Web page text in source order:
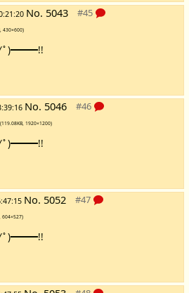
No. 5043
430×600)
ﾟ)━━━!!
No. 5046
1920×1200)
ﾟ)━━━!!
No. 5052
604×527)
ﾟ)━━━!!